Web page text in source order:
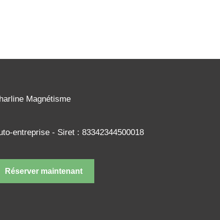
Magnétisme
entreprise - Siret : 83342344500018
Réserver maintenant